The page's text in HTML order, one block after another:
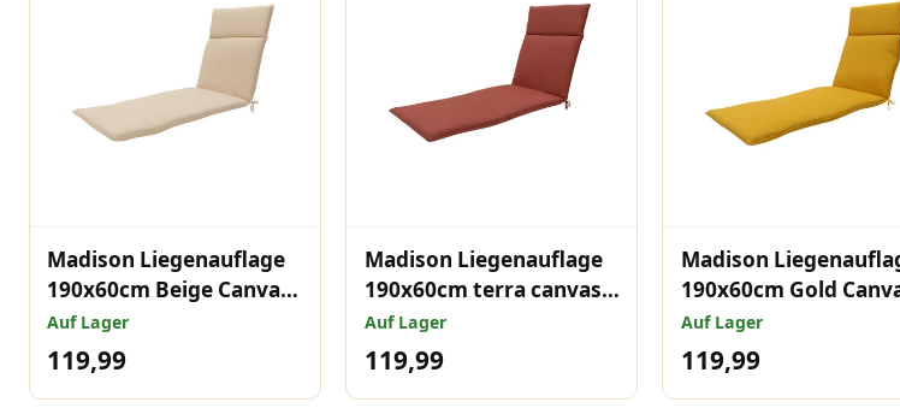
Madison Liegenauflage
190x60cm Beige Canvas
Eco+
Auf Lager
119,99
Madison Liegenauflage
190x60cm terra canvas
eco+
Auf Lager
119,99
Madison
190x60cm Gold
Eco+
Auf Lager
119,99